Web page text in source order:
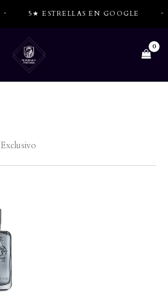
5★ ESTRELLAS EN GOOGLE
Exclusivo